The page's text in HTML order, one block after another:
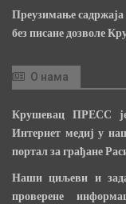
Преузимање садржаја
без писане дозволе
О нама
Крушевац ПРЕСС је
Интернет медиј у
портал за грађане
Наши циљеви и
проверене